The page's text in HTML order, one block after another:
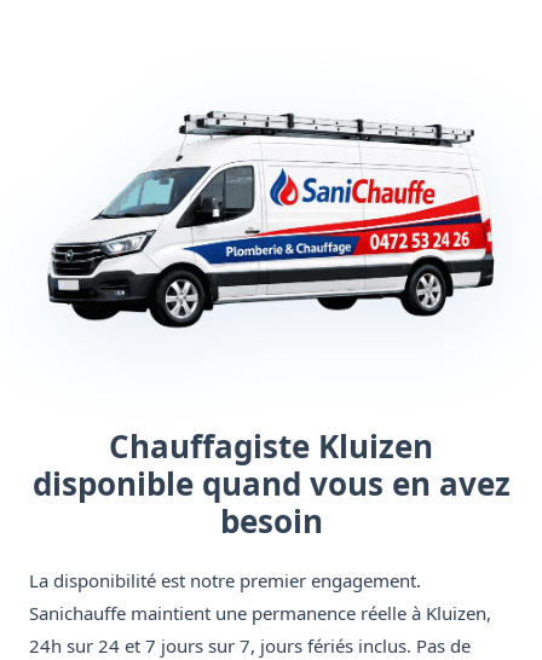
Chauffagiste Kluizen
disponible quand vous en avez
besoin
La disponibilité est notre premier engagement.
Sanichauffe maintient une permanence réelle à Kluizen,
24h sur 24 et 7 jours sur 7, jours fériés inclus. Pas de